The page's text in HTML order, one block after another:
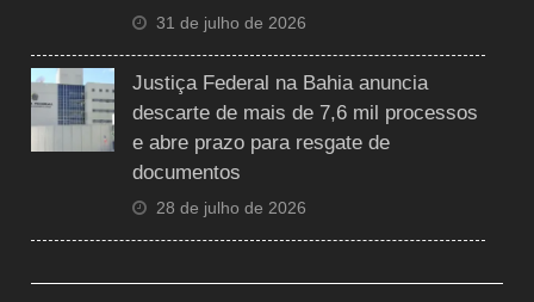
31 de julho de 2026
Justiça Federal na Bahia anuncia
descarte de mais de 7,6 mil processos
e abre prazo para resgate de
documentos
28 de julho de 2026